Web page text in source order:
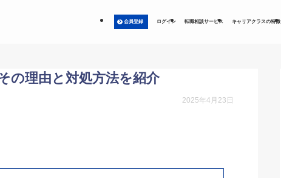
会員登録 ログイン 転職相談サービス キャリアクラスの特徴
の理由と対処方法を紹介
2025年4月23日